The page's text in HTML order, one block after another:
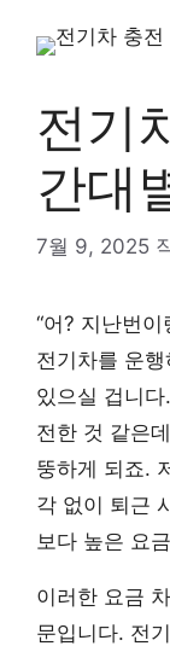
전기
간대
7월 9, 2025
“어? 지난번
전기차를 운
있으실 겁니
전한 것 같은
뚱하게 되죠.
각 없이 퇴근
보다 높은 요
이러한 요금
문입니다. 전